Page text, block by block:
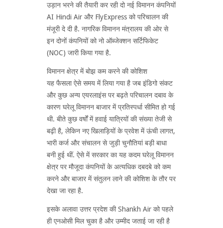
उड़ान भरने की तैयारी कर रही दो नई विमानन कंपनियों
AI Hindi Air और FlyExpress को परिचालन की
मंजूरी दे दी है. नागरिक विमानन मंत्रालय की ओर से
इन दोनों कंपनियों को नो ऑब्जेक्शन सर्टिफिकेट
(NOC) जारी किया गया है.
विमानन क्षेत्र में बोझ कम करने की कोशिश
यह फैसला ऐसे समय में लिया गया है जब इंडिगो संकट
और कुछ अन्य एयरलाइंस पर बढ़ते परिचालन दबाव के
कारण घरेलू विमानन बाजार में प्रतिस्पर्धा सीमित हो गई
थी. बीते कुछ वर्षों में हवाई यात्रियों की संख्या तेजी से
बढ़ी है, लेकिन नए खिलाड़ियों के प्रवेश में ऊंची लागत,
भारी कर्ज और संचालन से जुड़ी चुनौतियां बड़ी बाधा
बनी हुई थीं. ऐसे में सरकार का यह कदम घरेलू विमानन
क्षेत्र पर मौजूदा कंपनियों के अत्यधिक दबदबे को कम
करने और बाजार में संतुलन लाने की कोशिश के तौर पर
देखा जा रहा है.
इसके अलावा उत्तर प्रदेश की Shankh Air को पहले
ही एनओसी मिल चुका है और उम्मीद जताई जा रही है